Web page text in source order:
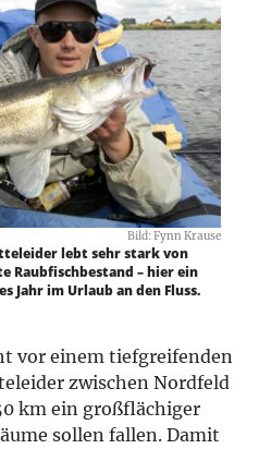
Bild: Fynn Krause
lebt sehr stark von
Raubfischbestand – hier ein
Jahr im Urlaub an den Fluss.
vor einem tiefgreifenden
zwischen Nordfeld
km ein großflächiger
sollen fallen. Damit